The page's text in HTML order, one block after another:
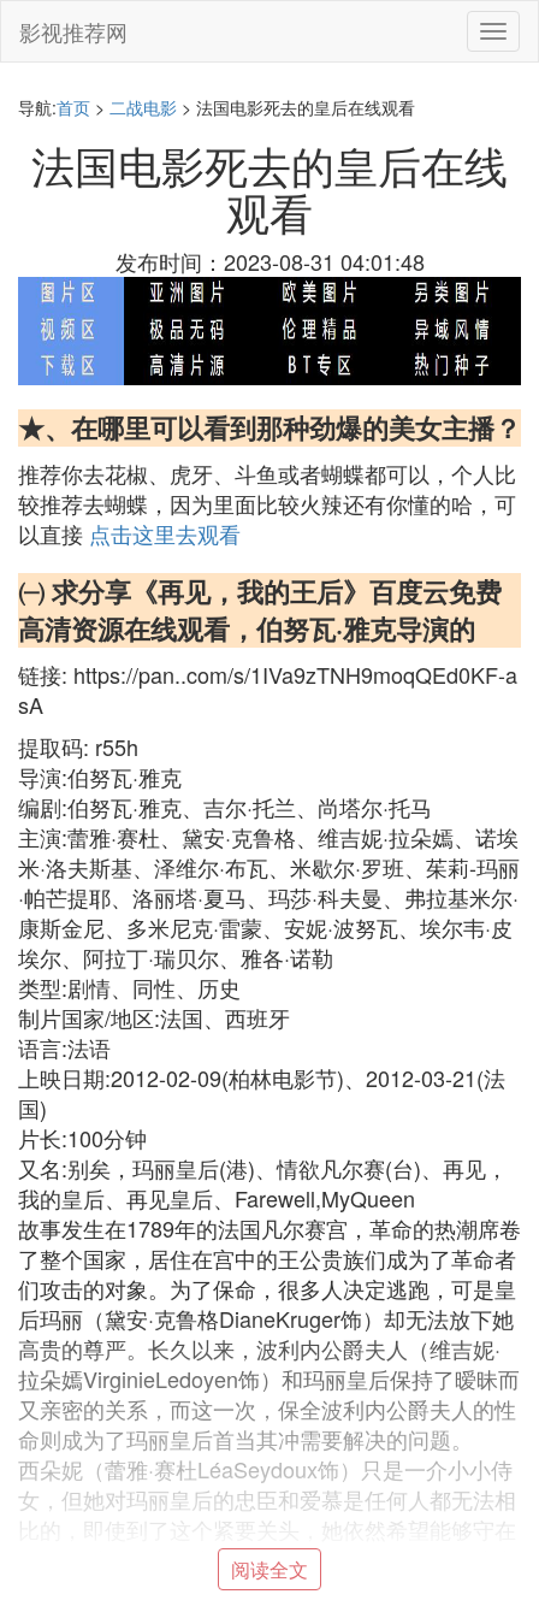
切
换
影视推荐网
导航:首页 > 二战电影 > 法国电影死去的皇后在线观看
法国电影死去的皇后在线
观看
发布时间：2023-08-31 04:01:48
★、在哪里可以看到那种劲爆的美女主播？
推荐你去花椒、虎牙、斗鱼或者蝴蝶都可以，个人比
较推荐去蝴蝶，因为里面比较火辣还有你懂的哈，可
以直接 点击这里去观看
㈠ 求分享《再见，我的王后》百度云免费
高清资源在线观看，伯努瓦·雅克导演的
链接: https://pan..com/s/1IVa9zTNH9moqQEd0KF-a
sA
提取码: r55h
导演:伯努瓦·雅克
编剧:伯努瓦·雅克、吉尔·托兰、尚塔尔·托马
主演:蕾雅·赛杜、黛安·克鲁格、维吉妮·拉朵嫣、诺埃
米·洛夫斯基、泽维尔·布瓦、米歇尔·罗班、茱莉-玛丽
·帕芒提耶、洛丽塔·夏马、玛莎·科夫曼、弗拉基米尔·
康斯金尼、多米尼克·雷蒙、安妮·波努瓦、埃尔韦·皮
埃尔、阿拉丁·瑞贝尔、雅各·诺勒
类型:剧情、同性、历史
制片国家/地区:法国、西班牙
语言:法语
上映日期:2012-02-09(柏林电影节)、2012-03-21(法
国)
片长:100分钟
又名:别矣，玛丽皇后(港)、情欲凡尔赛(台)、再见，
我的皇后、再见皇后、Farewell,MyQueen
故事发生在1789年的法国凡尔赛宫，革命的热潮席卷
了整个国家，居住在宫中的王公贵族们成为了革命者
们攻击的对象。为了保命，很多人决定逃跑，可是皇
后玛丽（黛安·克鲁格DianeKruger饰）却无法放下她
高贵的尊严。长久以来，波利内公爵夫人（维吉妮·
拉朵嫣VirginieLedoyen饰）和玛丽皇后保持了暧昧而
又亲密的关系，而这一次，保全波利内公爵夫人的性
命则成为了玛丽皇后首当其冲需要解决的问题。
西朵妮（蕾雅·赛杜LéaSeydoux饰）只是一介小小侍
女，但她对玛丽皇后的忠臣和爱慕是任何人都无法相
比的，即使到了这个紧要关头，她依然希望能够守在
玛丽皇后的身边，为她卖命。于是，西朵妮顺理成章
的成为了玛丽皇后手中的棋子，而她并不知道，自己
阅读全文